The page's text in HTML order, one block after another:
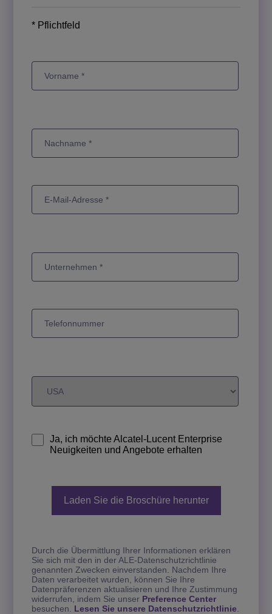
* Pflichtfeld
Ja, ich möchte Alcatel-Lucent Enterprise
Neuigkeiten und Angebote erhalten
Durch die Übermittlung Ihrer Informationen erklären
Sie sich mit den in der ALE-Datenschutzrichtlinie
genannten Zwecken einverstanden. Nachdem Ihre
Daten verarbeitet wurden, können Sie Ihre
Datenpräferenzen aktualisieren und Ihre Zustimmung
widerrufen, indem Sie unser Preference Center
besuchen. Lesen Sie unsere Datenschutzrichtlinie